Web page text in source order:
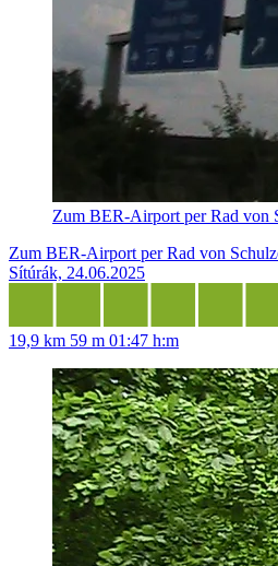
Zum BER-Airport per Rad von
Zum BER-Airport per Rad von
Sítúrák, 24.06.2025
19,9 km 59 m 01:47 h:m